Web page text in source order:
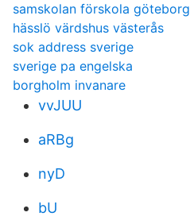
samskolan förskola göteborg
hässlö värdshus västerås
sok address sverige
sverige pa engelska
borgholm invanare
vvJUU
aRBg
nyD
bU